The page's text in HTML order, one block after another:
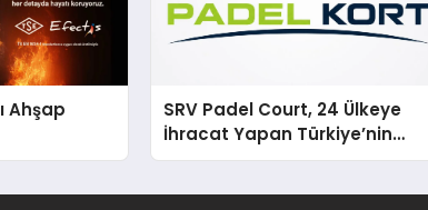
Ahşap
SRV Padel Court, 24 Ülkeye
İhracat Yapan Türkiye’nin
Padel Kortu Üretim Gücü